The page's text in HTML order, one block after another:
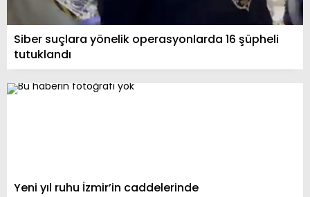
Siber suçlara yönelik operasyonlarda 16 şüpheli
tutuklandı
Yeni yıl ruhu İzmir’in caddelerinde